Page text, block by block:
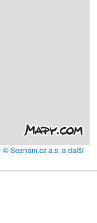
© Seznam.cz a.s. a další